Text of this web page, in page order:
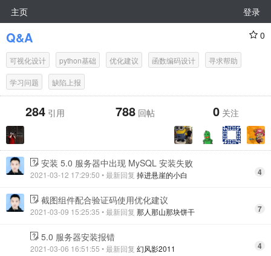
主页 登录
Q&A 0
可视化设计 python基础 优化建议 函数编码设计 寻求帮助
学习问题 缺陷上报
284 引用 788 回帖 0 关注
安装 5.0 服务器中出现 MySQL 安装失败
2021-03-12 17:29:50 • 最新回复 掉进悬崖的小白 4
截图组件配合验证码使用优化建议
2021-03-09 15:25:35 • 最新回复 那人那山那块饼干 7
5.0 服务器安装报错
2021-03-06 16:51:55 • 最新回复 幻风影2011 4